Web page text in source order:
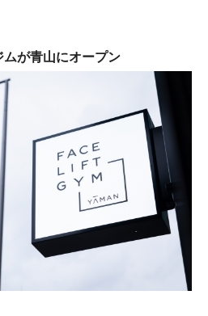
が青山にオープン